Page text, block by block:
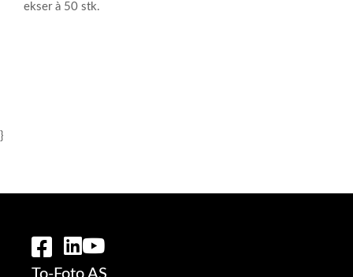
ekser à 50 stk.
}
To-Foto AS